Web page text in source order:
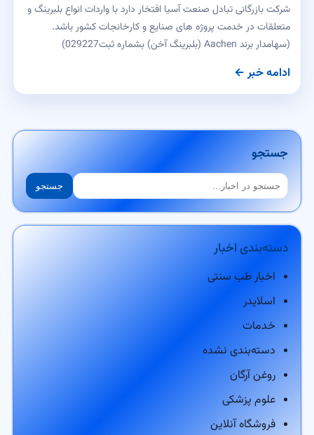
شرکت بازرگانی تبادل صنعت آسیا افتخار دارد با واردات انواع بلبرینگ و
متعلقات در خدمت پروژه های صنایع و کارخانجات کشور باشد.
(سهامدار برند Aachen (بلبرینگ آخن) بشماره ثبت029227)
ادامه خبر ←
جستجو
جستجو جستجو
دسته‌بندی اخبار
اخبار طب سنتی
اسلایدر
خدمات
دسته‌بندی نشده
روغن آرگان
علوم پزشکی
فروشگاه آنلاین